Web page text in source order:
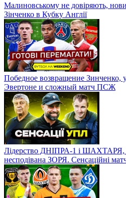
Малиновському не довіряють,
Зінченко в Кубку Англії
Победное возвращение Зинченко,
Эвертоне и сложный матч ПСЖ
Лідерство ДНІПРА-1 і
несподівана ЗОРЯ. Сенсаційні